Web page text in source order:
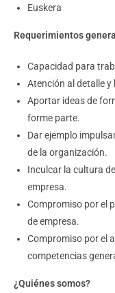
Euskera
Requerimientos
Capacidad para
Atención al detalle
Aportar ideas de
forme parte.
Dar ejemplo
de la organización.
Inculcar la cultura
empresa.
Compromiso por el
de empresa.
Compromiso por el
competencias
¿Quiénes somos?